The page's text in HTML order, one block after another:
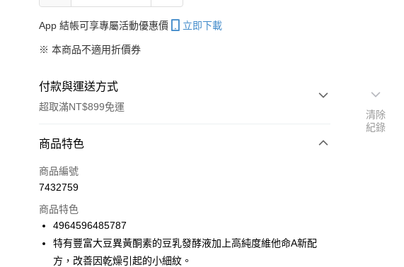
App 結帳可享專屬活動優惠價 立即下載
※ 本商品不適用折價券
付款與運送方式
超取滿NT$899免運
付款方式
信用卡一次付款
LINE Pay
Apple Pay
商品特色
商品編號
7432759
商品特色
4964596485787
特有豐富大豆異黃酮素的豆乳發酵液加上高純度維他命A新配
方，改善因乾燥引起的小細紋。
清除
紀錄